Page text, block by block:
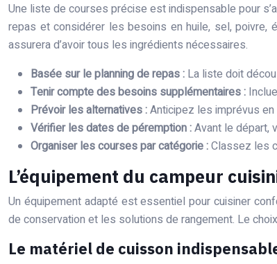
Une liste de courses précise est indispensable pour
repas et considérer les besoins en huile, sel, poivre,
assurera d’avoir tous les ingrédients nécessaires.
Basée sur le planning de repas : La liste doit
Tenir compte des besoins supplémentaires :
Prévoir les alternatives :Anticipez les imprévus
Vérifier les dates de péremption :Avant le départ,
Organiser les courses par catégorie :Classez les
L’équipement du campeur
Un équipement adapté est essentiel pour cuisiner
de conservation et les solutions de rangement. Le
Le matériel de cuisson